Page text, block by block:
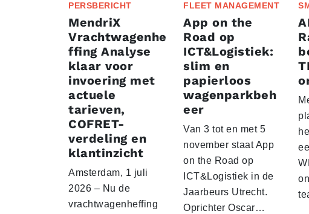
PERSBERICHT
MendriX
Vrachtwagenhe
ffing Analyse
klaar voor
invoering met
actuele
tarieven,
COFRET-
verdeling en
klantinzicht
Amsterdam, 1 juli
2026 – Nu de
vrachtwagenheffing
FLEET MANAGEMENT
App on the
Road op
ICT&Logistiek:
slim en
papierloos
wagenparkbeh
eer
Van 3 tot en met 5
november staat App
on the Road op
ICT&Logistiek in de
Jaarbeurs Utrecht.
Oprichter Oscar…